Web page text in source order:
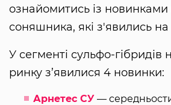
ознайомитись із новинками
соняшника, які з'явились
У сегменті сульфо-гібридів
ринку з’явилися 4 новинки:
Арнетес СУ —